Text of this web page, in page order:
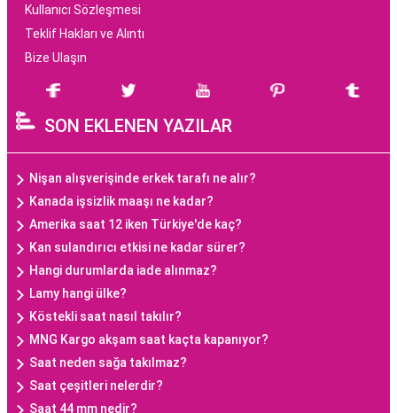
Kullanıcı Sözleşmesi
Teklif Hakları ve Alıntı
Bize Ulaşın
SON EKLENEN YAZILAR
Nişan alışverişinde erkek tarafı ne alır?
Kanada işsizlik maaşı ne kadar?
Amerika saat 12 iken Türkiye'de kaç?
Kan sulandırıcı etkisi ne kadar sürer?
Hangi durumlarda iade alınmaz?
Lamy hangi ülke?
Köstekli saat nasıl takılır?
MNG Kargo akşam saat kaçta kapanıyor?
Saat neden sağa takılmaz?
Saat çeşitleri nelerdir?
Saat 44 mm nedir?